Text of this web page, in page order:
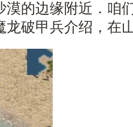
漠的边缘附近．咱
龙破甲兵介绍，在